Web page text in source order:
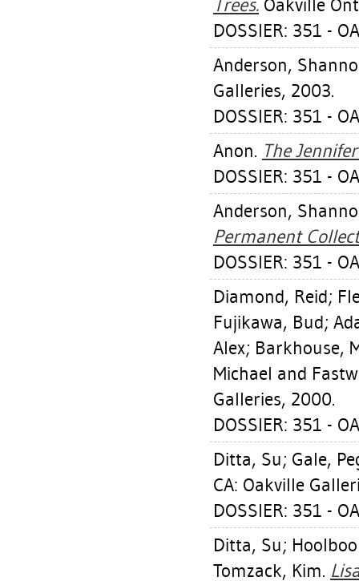
Trees. Oakville
DOSSIER: 351 -
Anderson,
Galleries, 2003.
DOSSIER: 351 -
Anon. The
DOSSIER: 351 -
Anderson,
Permanent
DOSSIER: 351 -
Diamond, Reid;
Fujikawa, Bud;
Alex; Barkhouse,
Michael and
Galleries, 2000.
DOSSIER: 351 -
Ditta, Su; Gale,
CA: Oakville
DOSSIER: 351 -
Ditta, Su;
Tomzack, Kim.